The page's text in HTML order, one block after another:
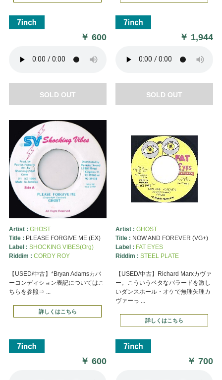
￥600
SOLD OUT
￥ 1,944
SOLD OUT
Artist : GHOST
Title : PLEASE FORGIVE ME (EX)
Label : SHOCKING VIBES(Org)
Riddim : CORDY ROY
【USED/中古】*Bryan Adamsカバ
ーコンディション表記についてはこ
ちらを参照⇒ ...
詳しくはこちら
￥600
Artist : GHOST
Title : NOW AND FOREVER (VG+)
Label : FAT EYES
Riddim : STEEL PLATE
【USED/中古】Richard Marxカヴァ
ー。こういうベタなバラードを激し
いダンスホール・オケで無理矢理カ
ヴァーっ ...
詳しくはこちら
￥700